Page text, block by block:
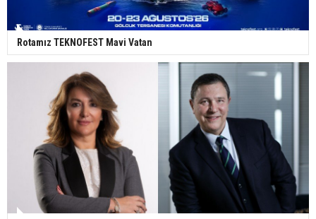
Rotamız TEKNOFEST Mavi Vatan